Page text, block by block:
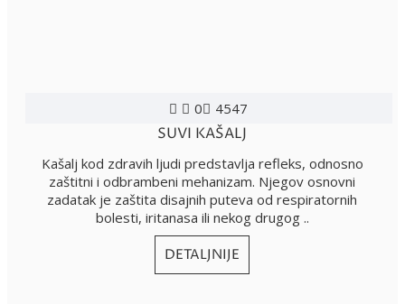
0 4547
SUVI KAŠALJ
Kašalj kod zdravih ljudi predstavlja refleks, odnosno
zaštitni i odbrambeni mehanizam. Njegov osnovni
zadatak je zaštita disajnih puteva od respiratornih
bolesti, iritanasa ili nekog drugog ..
DETALJNIJE